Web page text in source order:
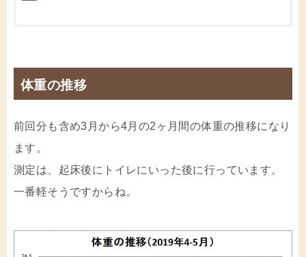
体重の推移
前回分も含め3月から4月の2ヶ月間の体重の推移になり
ます。
測定は、起床後にトイレにいった後に行っています。
一番軽そうですからね。